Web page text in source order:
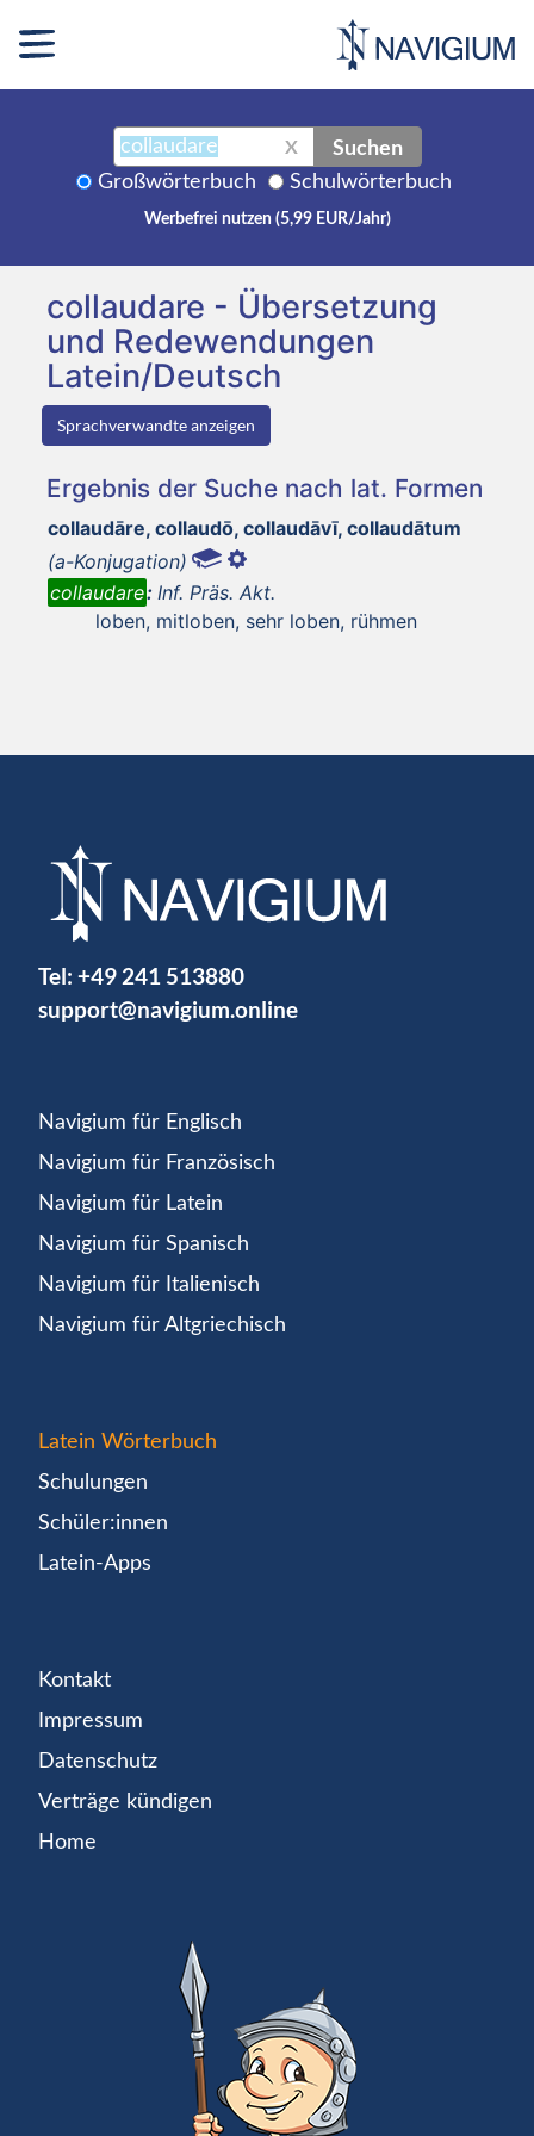
X Suchen
Großwörterbuch Schulwörterbuch
Werbefrei nutzen (5,99 EUR/Jahr)
collaudare - Übersetzung
und Redewendungen
Latein/Deutsch
Sprachverwandte anzeigen
Ergebnis der Suche nach lat. Formen
collaudāre, collaudō, collaudāvī, collaudātum
(a-Konjugation)
collaudare: Inf. Präs. Akt.
loben, mitloben, sehr loben, rühmen
Tel: +49 241 513880
support@navigium.online
Navigium für Englisch
Navigium für Französisch
Navigium für Latein
Navigium für Spanisch
Navigium für Italienisch
Navigium für Altgriechisch
Latein Wörterbuch
Schulungen
Schüler:innen
Latein-Apps
Kontakt
Impressum
Datenschutz
Verträge kündigen
Home